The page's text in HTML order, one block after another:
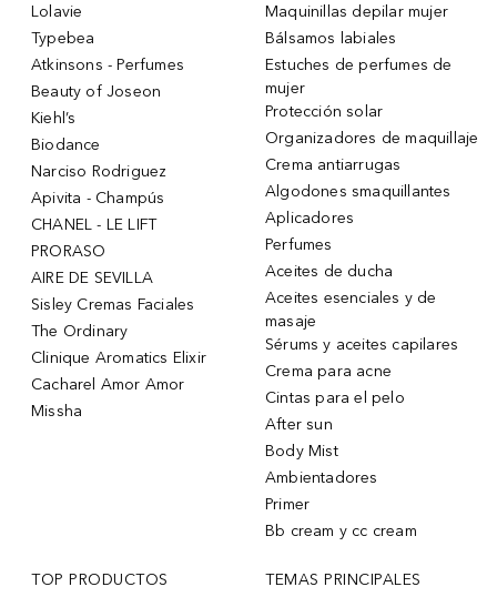
Lolavie
Typebea
Atkinsons - Perfumes
Beauty of Joseon
Kiehl’s
Biodance
Narciso Rodriguez
Apivita - Champús
CHANEL - LE LIFT
PRORASO
AIRE DE SEVILLA
Sisley Cremas Faciales
The Ordinary
Clinique Aromatics Elixir
Cacharel Amor Amor
Missha
Maquinillas depilar mujer
Bálsamos labiales
Estuches de perfumes de
mujer
Protección solar
Organizadores de maquillaje
Crema antiarrugas
Algodones smaquillantes
Aplicadores
Perfumes
Aceites de ducha
Aceites esenciales y de
masaje
Sérums y aceites capilares
Crema para acne
Cintas para el pelo
After sun
Body Mist
Ambientadores
Primer
Bb cream y cc cream
TOP PRODUCTOS TEMAS PRINCIPALES